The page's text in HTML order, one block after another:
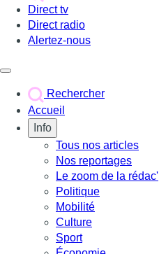
Direct tv
Direct radio
Alertez-nous
Rechercher
Accueil
Info
Tous nos articles
Nos reportages
Le zoom de la rédac'
Politique
Mobilité
Culture
Sport